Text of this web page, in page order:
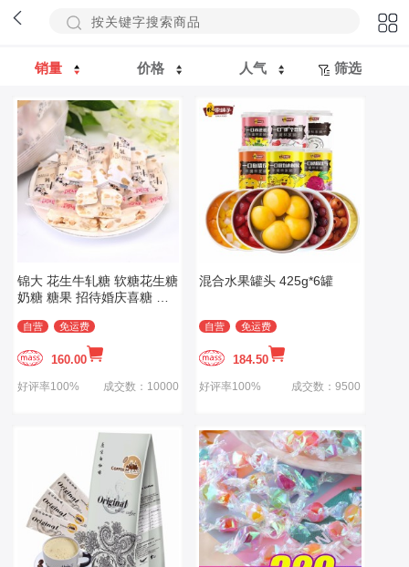
销量 价格 人气 筛选
锦大 花生牛轧糖 软糖花生糖
奶糖 糖果 招待婚庆喜糖 休
自营 免运费
160.00
好评率100% 成交数：10000
混合水果罐头 425g*6罐
自营 免运费
184.50
好评率100% 成交数：9500